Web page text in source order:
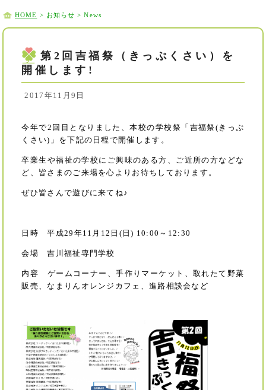
HOME > お知らせ > News
第2回吉福祭（きっぷくさい）を
開催します!
2017年11月9日
今年で2回目となりました、本校の学校祭「吉福祭(きっぷ
くさい)」を下記の日程で開催します。
卒業生や福祉の学校にご興味のある方、ご近所の方などな
ど、皆さまのご来場を心よりお待ちしております。
ぜひ皆さんで遊びに来てね♪
日時 平成29年11月12日(日) 10:00～12:30
会場 吉川福祉専門学校
内容 ゲームコーナー、手作りマーケット、取れたて野菜
販売、なまりんオレンジカフェ、進路相談会など